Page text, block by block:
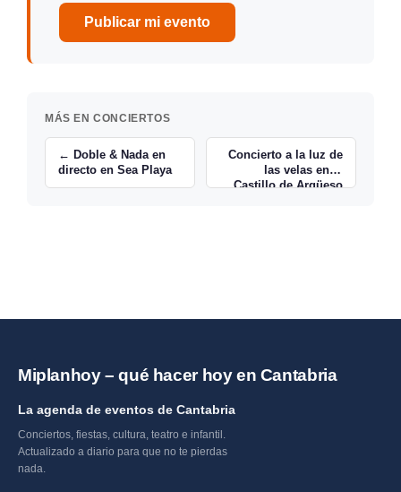
Publicar mi evento
MÁS EN CONCIERTOS
← Doble & Nada en
directo en Sea Playa
Concierto a la luz de
las velas en el
Castillo de Argüeso
Miplanhoy – qué hacer hoy en Cantabria
La agenda de eventos de Cantabria
Conciertos, fiestas, cultura, teatro e infantil.
Actualizado a diario para que no te pierdas
nada.